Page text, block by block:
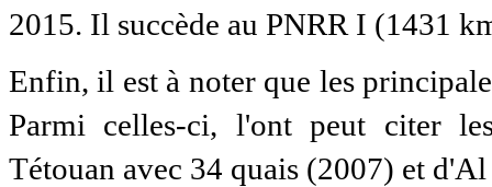
2015. Il succède au PNRR I (1431
Enfin, il est à noter que les
Parmi celles-ci, l'ont peut citer
Tétouan avec 34 quais (2007) et